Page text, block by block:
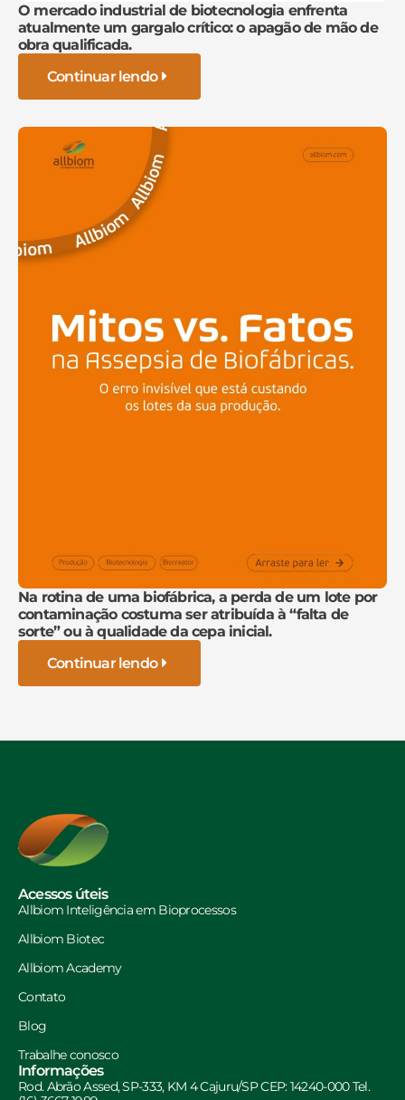
O mercado industrial de biotecnologia enfrenta
atualmente um gargalo crítico: o apagão de mão de
obra qualificada.
Continuar lendo
Na rotina de uma biofábrica, a perda de um lote por
contaminação costuma ser atribuída à “falta de
sorte” ou à qualidade da cepa inicial.
Continuar lendo
Acessos úteis
Allbiom Inteligência em Bioprocessos
Allbiom Biotec
Allbiom Academy
Contato
Blog
Trabalhe conosco
Informações
Rod. Abrão Assed, SP-333, KM 4 Cajuru/SP CEP: 14240-000 Tel.